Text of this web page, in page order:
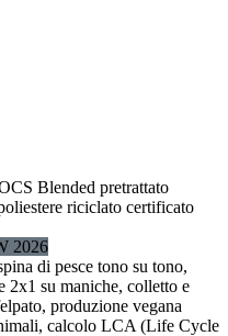
Blended pretrattato
riciclato certificato
2026
di pesce tono su tono,
2x1 su maniche, colletto e
produzione vegana
calcolo LCA (Life Cycle